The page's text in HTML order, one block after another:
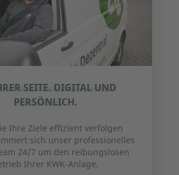
SEITE. DIGITAL UND
PERSÖNLICH.
Ihre Ziele effizient verfolgen
sich unser professionelles
24/7 um den reibungslosen
Ihrer KWK-Anlage.